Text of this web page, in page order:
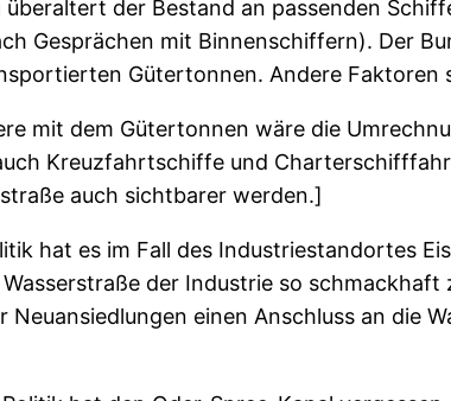
überaltert der Bestand an passenden
Gesprächen mit Binnenschiffern). Der
Gütertonnen. Andere Faktoren
mit dem Gütertonnen wäre die
Kreuzfahrtschiffe und
auch sichtbarer werden.]
hat es im Fall des Industriestandortes
der Industrie so
Neuansiedlungen einen Anschluss an die